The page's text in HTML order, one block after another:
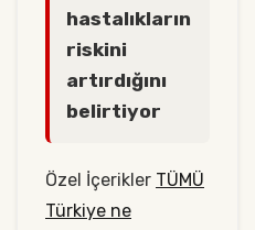
hastalıkların
riskini
artırdığını
belirtiyor
Özel İçerikler TÜMÜ
Türkiye ne